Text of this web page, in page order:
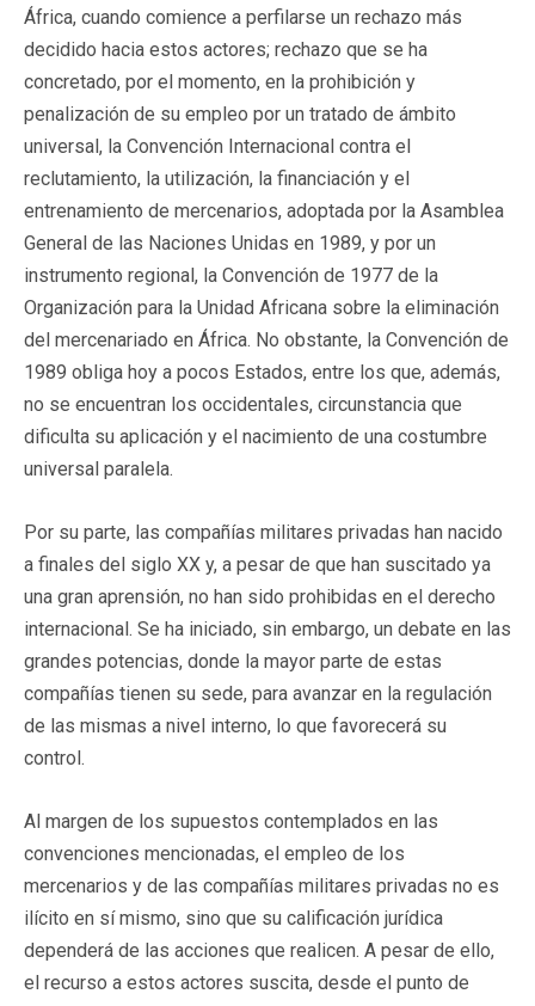
África, cuando comience a perfilarse un rechazo más
decidido hacia estos actores; rechazo que se ha
concretado, por el momento, en la prohibición y
penalización de su empleo por un tratado de ámbito
universal, la Convención Internacional contra el
reclutamiento, la utilización, la financiación y el
entrenamiento de mercenarios, adoptada por la Asamblea
General de las Naciones Unidas en 1989, y por un
instrumento regional, la Convención de 1977 de la
Organización para la Unidad Africana sobre la eliminación
del mercenariado en África. No obstante, la Convención de
1989 obliga hoy a pocos Estados, entre los que, además,
no se encuentran los occidentales, circunstancia que
dificulta su aplicación y el nacimiento de una costumbre
universal paralela.
Por su parte, las compañías militares privadas han nacido
a finales del siglo XX y, a pesar de que han suscitado ya
una gran aprensión, no han sido prohibidas en el derecho
internacional. Se ha iniciado, sin embargo, un debate en las
grandes potencias, donde la mayor parte de estas
compañías tienen su sede, para avanzar en la regulación
de las mismas a nivel interno, lo que favorecerá su
control.
Al margen de los supuestos contemplados en las
convenciones mencionadas, el empleo de los
mercenarios y de las compañías militares privadas no es
ilícito en sí mismo, sino que su calificación jurídica
dependerá de las acciones que realicen. A pesar de ello,
el recurso a estos actores suscita, desde el punto de